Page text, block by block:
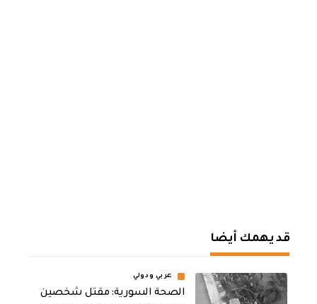
قد يهمك أيضا
عربي ودولي
الصحة السورية: مقتل شخصين